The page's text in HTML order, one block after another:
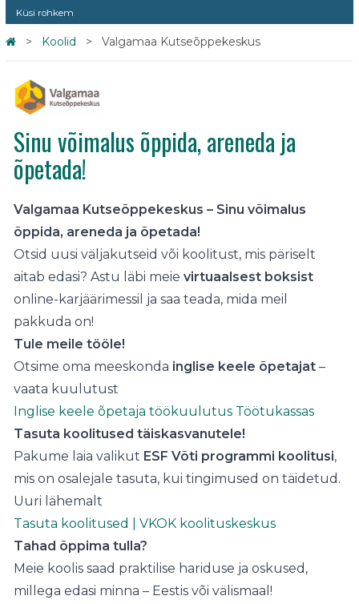
Küsi rohkem
Koolid Valgamaa Kutseõppekeskus
Sinu võimalus õppida, areneda ja
õpetada!
Valgamaa Kutseõppekeskus – Sinu võimalus
õppida, areneda ja õpetada!
Otsid uusi väljakutseid või koolitust, mis päriselt
aitab edasi? Astu läbi meie virtuaalsest boksist
online-karjäärimessil ja saa teada, mida meil
pakkuda on!
Tule meile tööle!
Otsime oma meeskonda inglise keele õpetajat–
vaata kuulutust
Inglise keele õpetaja töökuulutus Töötukassas
Tasuta koolitused täiskasvanutele!
Pakume laia valikut ESF Võti programmi koolitusi,
mis on osalejale tasuta, kui tingimused on täidetud.
Uuri lähemalt
Tasuta koolitused | VKOK koolituskeskus
Tahad õppima tulla?
Meie koolis saad praktilise hariduse ja oskused,
millega edasi minna – Eestis või välismaal!